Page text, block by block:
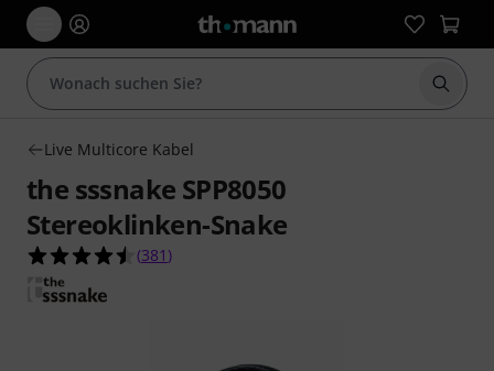
Suche
Live Multicore Kabel
the sssnake SPP8050
Stereoklinken-Snake
4.5 von 5 Sternen aus 381 Kundenbewertungen
(381 )